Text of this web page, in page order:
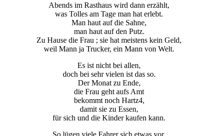
Abends im Rasthaus wird dann erzählt,
was Tolles am Tage man hat erlebt.
Man haut auf die Sahne,
man haut auf den Putz.
Zu Hause die Frau ; sie hat meistens kein Geld,
weil Mann ja Trucker, ein Mann von Welt.
Es ist nicht bei allen,
doch bei sehr vielen ist das so.
Der Monat zu Ende,
die Frau geht aufs Amt
bekommt noch Hartz4,
damit sie zu Essen,
für sich und die Kinder kaufen kann.
So lügen viele Fahrer sich etwas vor,